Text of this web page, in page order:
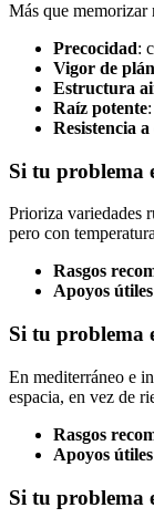
Más que memorizar
Precocidad:
Vigor de
Estructura
Raíz potente
Resistencia a
Si tu problema
Prioriza variedades
pero con
Rasgos
Apoyos útiles
Si tu problema
En mediterráneo e
espacia, en vez de
Rasgos
Apoyos útiles
Si tu problema